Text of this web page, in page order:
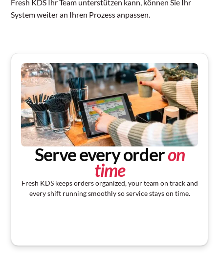
Fresh KDS Ihr Team unterstützen kann, können Sie Ihr
System weiter an Ihren Prozess anpassen.
Serve every orderon
time
Fresh KDS keeps orders organized, your team on track and
every shift running smoothly so service stays on time.